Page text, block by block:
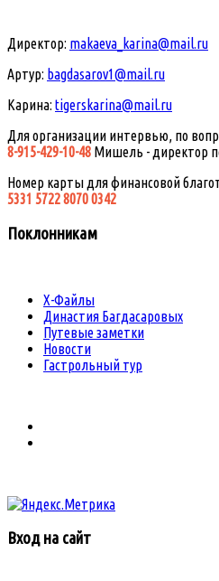
Директор: makaeva_karina@mail.ru
Артур: bagdasarov1@mail.ru
Карина: tigerskarina@mail.ru
Для организации интервью, по
8-915-429-10-48 Мишель - директор
Номер карты для финансовой
5331 5722 8070 0342
Поклонникам
Х-Файлы
Династия Багдасаровых
Путевые заметки
Новости
Гастрольный тур
Вход на сайт